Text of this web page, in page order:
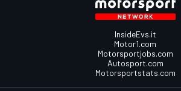
InsideEvs.it
Motor1.com
Motorsportjobs.com
Autosport.com
Motorsportstats.com